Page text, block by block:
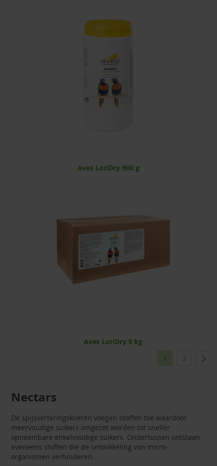
Aves LoriDry 900 g
Aves LoriDry 9 kg
PaginaU lees momenteel
1 Pagina
2
Nectars
De spijsverteringsklieren voegen stoffen toe waardoor
meervoudige suikers omgezet worden tot sneller
opneembare enkelvoudige suikers. Ondertussen ontstaan
eveneens stoffen die de ontwikkeling van micro-
organismen verhinderen.